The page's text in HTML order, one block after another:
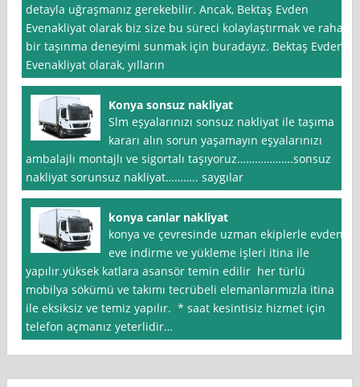
detayla uğraşmanız gerekebilir. Ancak, Bektaş Evden
Evenakliyat olarak biz size bu süreci kolaylaştırmak ve rahat
bir taşınma deneyimi sunmak için buradayız. Bektaş Evden
Evenakliyat olarak, yılların
Konya sonsuz nakliyat
Slm eşyalarınızı sonsuz nakliyat ile taşıma
kararı alın sorun yaşamayın eşyalarınızı
ambalajlı montajlı ve sigortalı taşıyoruz……………….sonsuz
nakliyat sorunsuz nakliyat……….. saygılar
konya canlar nakliyat
konya ve çevresinde uzman ekiplerle evden
eve indirme ve yükleme işleri itina ile
yapılır.yüksek katlara asansör temin edilir her türlü
mobilya sökümü ve takımı tecrübeli elemanlarımızla itina
ile eksiksiz ve temiz yapılır. * saat kesintisiz hizmet için
telefon açmanız yeterlidir…